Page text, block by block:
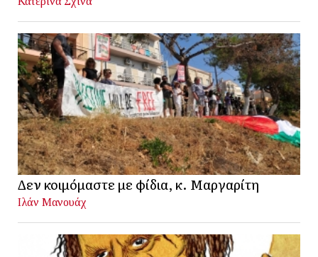
Δεν κοιμόμαστε με φίδια, κ. Μαργαρίτη
Ιλάν Μανουάχ